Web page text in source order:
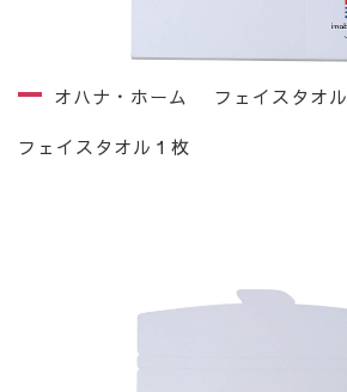
オハナ・ホーム フェイスタオル
フェイスタオル１枚